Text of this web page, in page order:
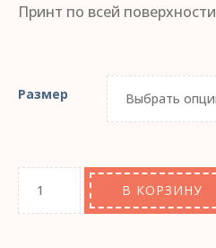
Принт по всей поверхности
Размер
В КОРЗИНУ